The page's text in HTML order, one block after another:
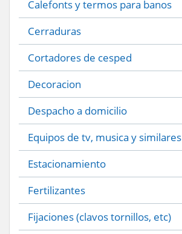
Calefonts y termos para banos
Cerraduras
Cortadores de cesped
Decoracion
Despacho a domicilio
Equipos de tv, musica y similares
Estacionamiento
Fertilizantes
Fijaciones (clavos tornillos, etc)